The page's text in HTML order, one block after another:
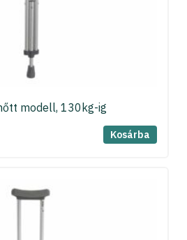
modell, 130kg-ig
Kosárba